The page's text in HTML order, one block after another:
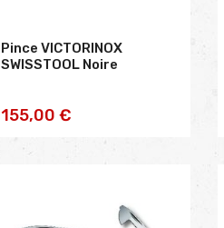
Pince VICTORINOX
SWISSTOOL Noire
155,00 €AJOUTER AU